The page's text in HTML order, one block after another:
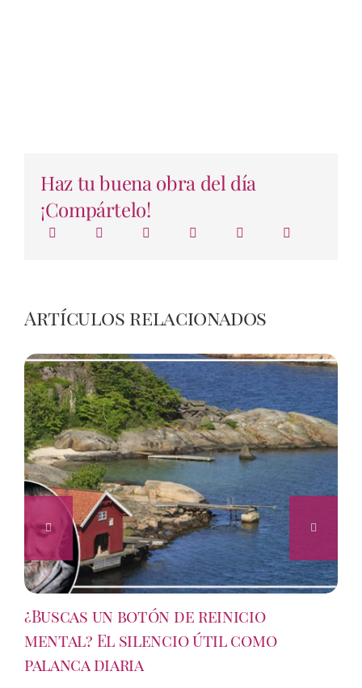
Haz tu buena obra del día
¡Compártelo!
Artículos relacionados
¿Buscas un botón de reinicio
mental? El silencio útil como
palanca diaria